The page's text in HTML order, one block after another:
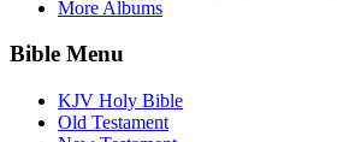
More Albums
Bible Menu
KJV Holy Bible
Old Testament